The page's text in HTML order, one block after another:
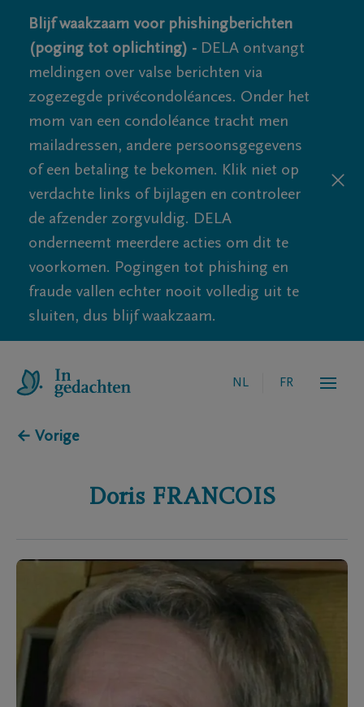
Blijf waakzaam voor phishingberichten
(poging tot oplichting) - DELA ontvangt
meldingen over valse berichten via
zogezegde privécondoléances. Onder het
mom van een condoléance tracht men
mailadressen, andere persoonsgegevens
of een betaling te bekomen. Klik niet op
verdachte links of bijlagen en controleer
de afzender zorgvuldig. DELA
onderneemt meerdere acties om dit te
voorkomen. Pogingen tot phishing en
fraude vallen echter nooit volledig uit te
sluiten, dus blijf waakzaam.
NL FR
← Vorige
Doris FRANCOIS